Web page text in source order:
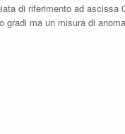
di riferimento ad ascissa
gradi ma un misura di